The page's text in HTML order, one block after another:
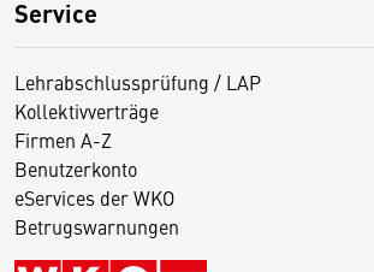
Service
Lehrabschlussprüfung / LAP
Kollektivverträge
Firmen A-Z
Benutzerkonto
eServices der WKO
Betrugswarnungen